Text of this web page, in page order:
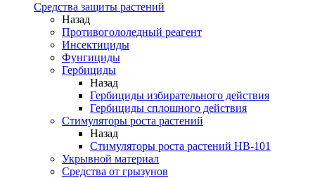
Средства защиты растений
Назад
Противогололедный реагент
Инсектициды
Фунгициды
Гербициды
Назад
Гербициды избирательного действия
Гербициды сплошного действия
Стимуляторы роста растений
Назад
Стимуляторы роста растений HB-101
Укрывной материал
Средства от грызунов